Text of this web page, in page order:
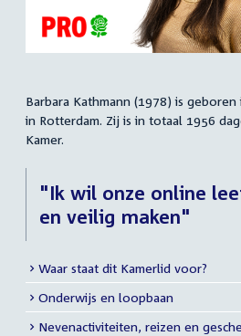
Samenvatting
Barbara Kathmann (1978) is
in Rotterdam. Zij is in totaal 1956
Kamer.
"Ik wil onze online
en veilig maken"
Meer
info
Waar staat dit Kamerlid voor?
Onderwijs en loopbaan
Nevenactiviteiten, reizen en